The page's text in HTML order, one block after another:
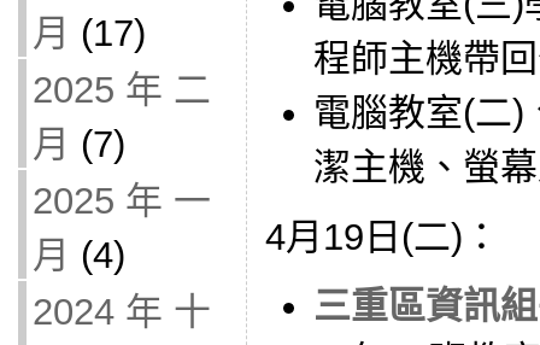
月 (17)
2025 年 二
月 (7)
2025 年 一
月 (4)
2024 年 十
程師主機帶
電腦教室(二)
潔主機、螢
4月19日(二)：
三重區資訊